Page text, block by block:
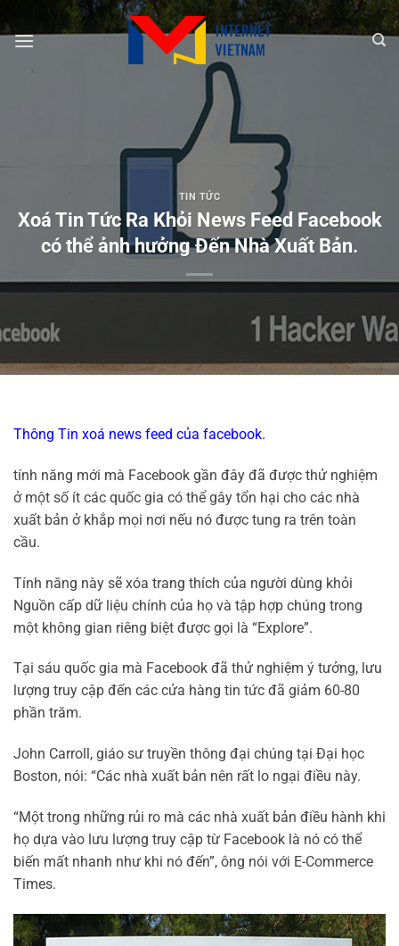
đến
TIN TỨC
Xoá Tin Tức Ra Khỏi News Feed Facebook
có thể ảnh hưởng Đến Nhà Xuất Bản.
Thông Tin xoá news feed của facebook.
tính năng mới mà Facebook gần đây đã được thử nghiệm
ở một số ít các quốc gia có thể gây tổn hại cho các nhà
xuất bản ở khắp mọi nơi nếu nó được tung ra trên toàn
cầu.
Tính năng này sẽ xóa trang thích của người dùng khỏi
Nguồn cấp dữ liệu chính của họ và tập hợp chúng trong
một không gian riêng biệt được gọi là “Explore”.
Tại sáu quốc gia mà Facebook đã thử nghiệm ý tưởng, lưu
lượng truy cập đến các cửa hàng tin tức đã giảm 60-80
phần trăm.
John Carroll, giáo sư truyền thông đại chúng tại Đại học
Boston, nói: “Các nhà xuất bản nên rất lo ngại điều này.
“Một trong những rủi ro mà các nhà xuất bản điều hành khi
họ dựa vào lưu lượng truy cập từ Facebook là nó có thể
biến mất nhanh như khi nó đến”, ông nói với E-Commerce
Times.